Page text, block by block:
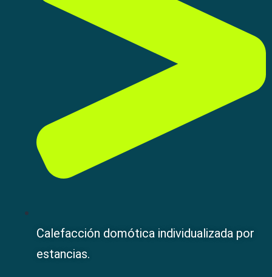
Calefacción domótica individualizada por
estancias.